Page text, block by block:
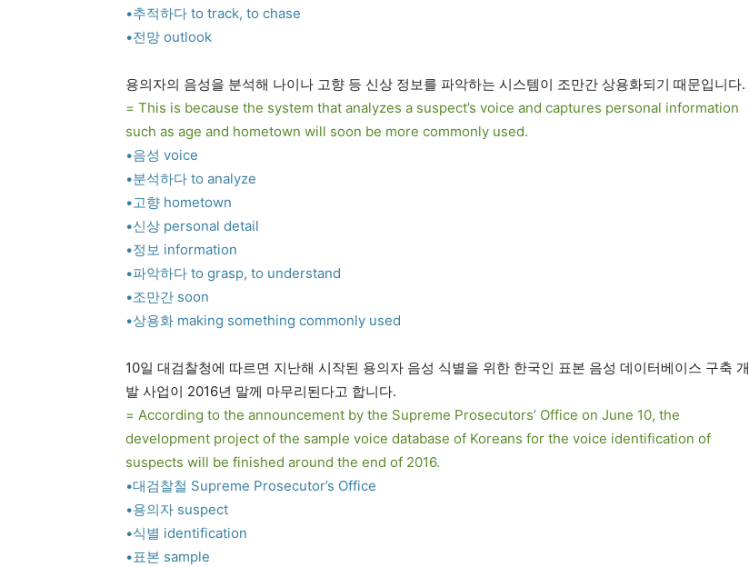
•추적하다 to track, to chase
•전망 outlook
용의자의 음성을 분석해 나이나 고향 등 신상 정보를 파악하는 시스템이 조만간 상용화되기 때문입니다.
= This is because the system that analyzes a suspect’s voice and captures personal information
such as age and hometown will soon be more commonly used.
•음성 voice
•분석하다 to analyze
•고향 hometown
•신상 personal detail
•정보 information
•파악하다 to grasp, to understand
•조만간 soon
•상용화 making something commonly used
10일 대검찰청에 따르면 지난해 시작된 용의자 음성 식별을 위한 한국인 표본 음성 데이터베이스 구축 개
발 사업이 2016년 말께 마무리된다고 합니다.
= According to the announcement by the Supreme Prosecutors’ Office on June 10, the
development project of the sample voice database of Koreans for the voice identification of
suspects will be finished around the end of 2016.
•대검찰철 Supreme Prosecutor’s Office
•용의자 suspect
•식별 identification
•표본 sample